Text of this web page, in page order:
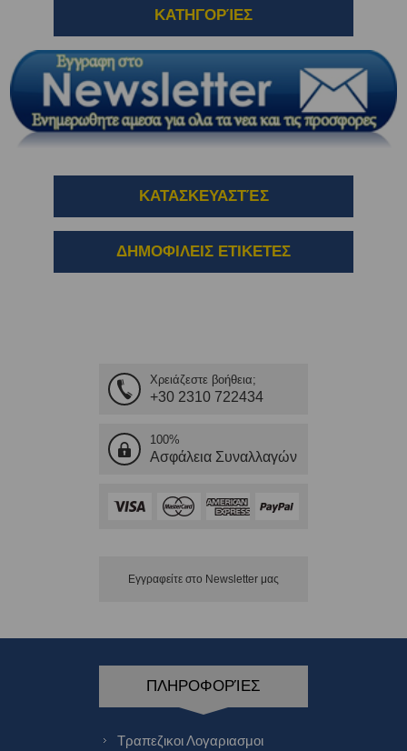
ΚΑΤΗΓΟΡΊΕΣ
ΚΑΤΑΣΚΕΥΑΣΤΈΣ
ΔΗΜΟΦΙΛΕΙΣ ΕΤΙΚΕΤΕΣ
Χρειάζεστε βοήθεια;
+30 2310 722434
100%
Ασφάλεια Συναλλαγών
Εγγραφείτε στο Νewsletter μας
ΠΛΗΡΟΦΟΡΊΕΣ
Τραπεζικοι Λογαριασμοι